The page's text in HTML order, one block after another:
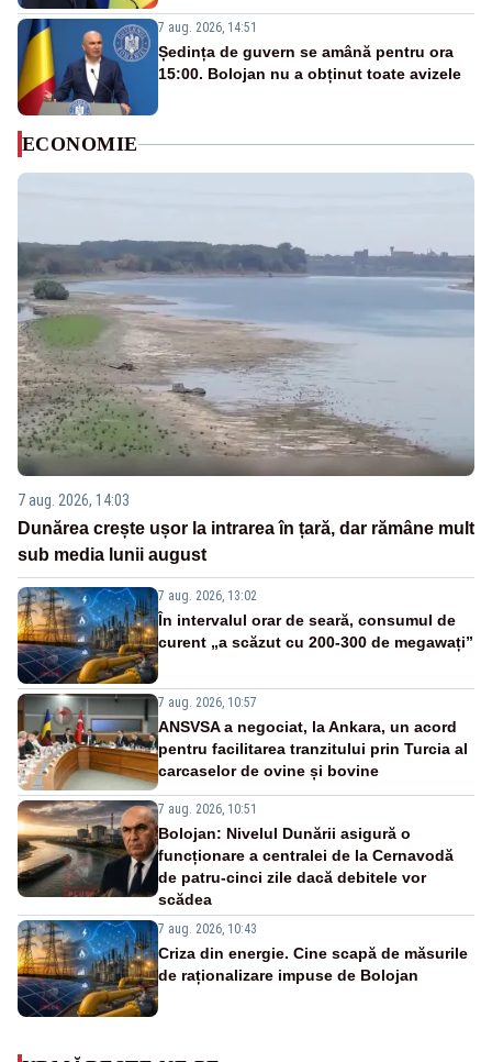
7 aug. 2026, 14:51
Ședința de guvern se amână pentru ora
15:00. Bolojan nu a obținut toate avizele
ECONOMIE
7 aug. 2026, 14:03
Dunărea crește ușor la intrarea în țară, dar rămâne mult
sub media lunii august
7 aug. 2026, 13:02
În intervalul orar de seară, consumul de
curent „a scăzut cu 200-300 de megawați”
7 aug. 2026, 10:57
ANSVSA a negociat, la Ankara, un acord
pentru facilitarea tranzitului prin Turcia al
carcaselor de ovine și bovine
7 aug. 2026, 10:51
Bolojan: Nivelul Dunării asigură o
funcționare a centralei de la Cernavodă
de patru-cinci zile dacă debitele vor
scădea
7 aug. 2026, 10:43
Criza din energie. Cine scapă de măsurile
de raționalizare impuse de Bolojan